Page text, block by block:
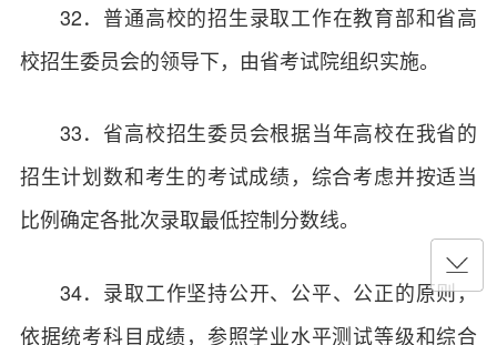
32．普通高校的招生录取工作在教育部和省高
校招生委员会的领导下，由省考试院组织实施。
33．省高校招生委员会根据当年高校在我省的
招生计划数和考生的考试成绩，综合考虑并按适当
比例确定各批次录取最低控制分数线。
34．录取工作坚持公开、公平、公正的原则，
依据统考科目成绩，参照学业水平测试等级和综合